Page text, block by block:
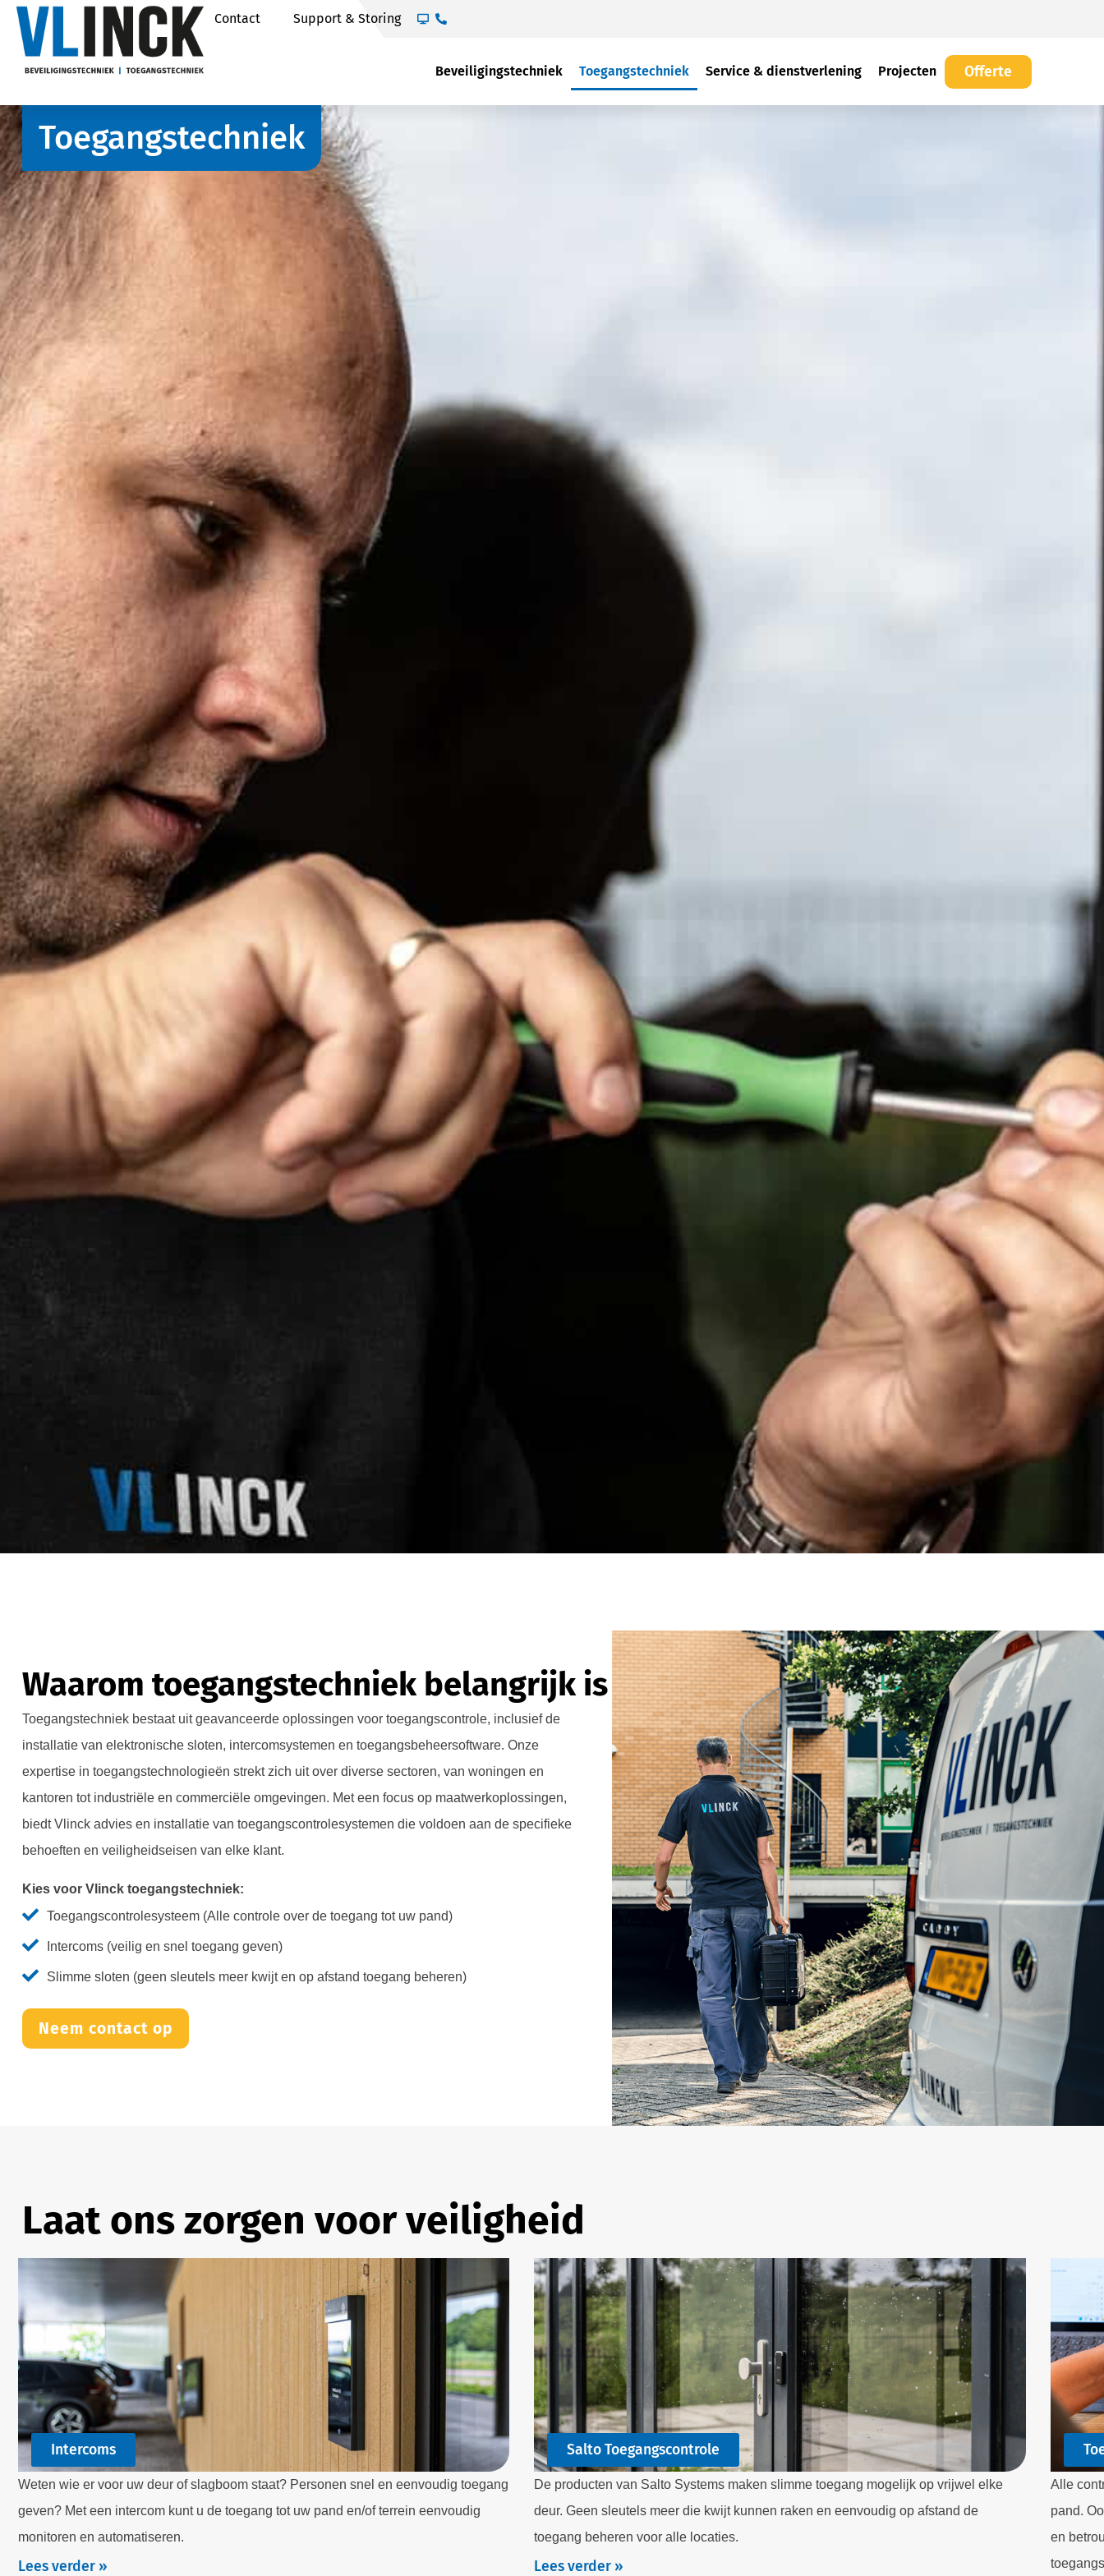
Vacatures Over ons Contact Support & Storing
Beveiligingstechniek Toegangstechniek Service & dienstverlening Projecten Offerte
Toegangstechniek
Waarom toegangstechniek belangrijk is
Toegangstechniek bestaat uit geavanceerde oplossingen voor toegangscontrole, inclusief de
installatie van elektronische sloten, intercomsystemen en toegangsbeheersoftware. Onze
expertise in toegangstechnologieën strekt zich uit over diverse sectoren, van woningen en
kantoren tot industriële en commerciële omgevingen. Met een focus op maatwerkoplossingen,
biedt Vlinck advies en installatie van toegangscontrolesystemen die voldoen aan de specifieke
behoeften en veiligheidseisen van elke klant.
Kies voor Vlinck toegangstechniek:
Toegangscontrolesysteem (Alle controle over de toegang tot uw pand)
Intercoms (veilig en snel toegang geven)
Slimme sloten (geen sleutels meer kwijt en op afstand toegang beheren)
Neem contact op
Laat ons zorgen voor veiligheid
Intercoms
Weten wie er voor uw deur of slagboom staat? Personen snel en eenvoudig toegang
geven? Met een intercom kunt u de toegang tot uw pand en/of terrein eenvoudig
monitoren en automatiseren.
Lees verder »
Salto Toegangscontrole
De producten van Salto Systems maken slimme toegang mogelijk op vrijwel elke
deur. Geen sleutels meer die kwijt kunnen raken en eenvoudig op afstand de
toegang beheren voor alle locaties.
Lees verder »
Alle
pand.
en